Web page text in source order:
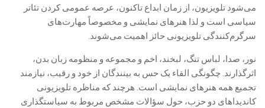
می‌شود تلویزیون، از زمان ابداع تاکنون، عرصه عمومی کردن تئاتر
سیاسی است و لذا هنرهای نمایشی و مخصوصاً مهارت‌های
سرگرم‌کنندگی تلویزیونی حائز اهمیت می‌شوند.
نور، صدا، لباس تنگ، لبخند، اخم و مجموعه و منظومه زبان بدن،
اثرگذارند. چگونگی القاء یک حس به بینندگان از خود و رقیب، نیازمند
تجمیع همه هنرهای نمایشی است. هرچند که مناظره تلویزیونی
کاندیداهای دو حزب، حول سؤالات مشخص مربوط به سیاستگذاری